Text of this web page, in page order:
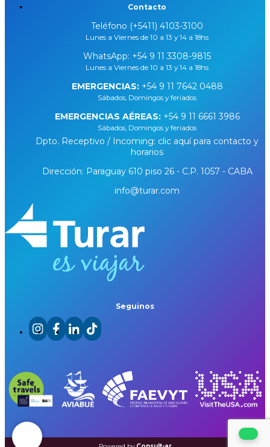
Contacto
Teléfono (+5411) 4103-3100
Lunes a Viernes de 10 a 13 y 14 a 18hs
WhatsApp: +54 9 11 3308-9815
Lunes a Viernes de 10 a 13 y 14 a 18hs
EMERGENCIAS: +54 9 11 7642 0488
Sábados, Domingos y feriados
EMERGENCIAS AÉREAS: +54 9 11 6661 3986
Sábados, Domingos y feriados
Dpto. Receptivo / Incoming: clic aquí para contacto y
horarios
Dirección: Paraguay 610 piso 26 - C.P. 1057 - CABA
info@turar.com
Seguinos